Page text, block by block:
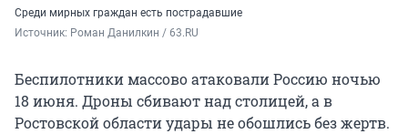
Среди мирных граждан есть пострадавшие
Источник: Роман Данилкин / 63.RU
Беспилотники массово атаковали Россию ночью
18 июня. Дроны сбивают над столицей, а в
Ростовской области удары не обошлись без жертв.